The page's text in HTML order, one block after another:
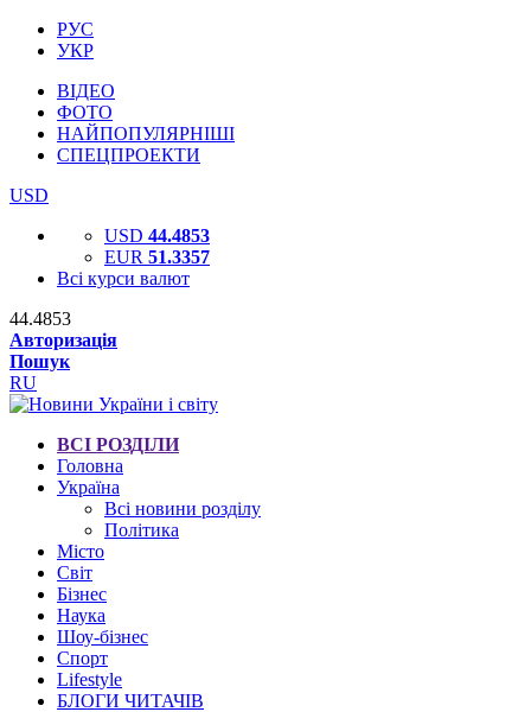
РУС
УКР
ВІДЕО
ФОТО
НАЙПОПУЛЯРНІШІ
СПЕЦПРОЕКТИ
USD
USD 44.4853
EUR 51.3357
Всі курси валют
44.4853
Авторизація
Пошук
RU
ВСІ РОЗДІЛИ
Головна
Україна
Всі новини розділу
Політика
Місто
Світ
Бізнес
Наука
Шоу-бізнес
Спорт
Lifestyle
БЛОГИ ЧИТАЧІВ